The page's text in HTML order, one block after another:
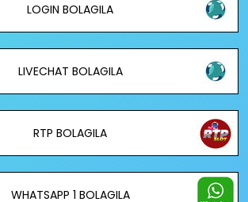
LOGIN BOLAGILA
LIVECHAT BOLAGILA
RTP BOLAGILA
WHATSAPP 1 BOLAGILA